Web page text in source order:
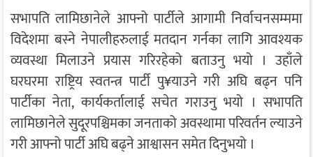
सभापति लामिछानेले आफ्नो पार्टीले आगामी निर्वाचनसम्ममा
विदेशमा बस्ने नेपालीहरुलाई मतदान गर्नका लागि आवश्यक
व्यवस्था मिलाउने प्रयास गरिरहेको बताउनु भयो । उहाँले
घरघरमा राष्ट्रिय स्वतन्त्र पार्टी पु¥याउने गरी अघि बढ्न पनि
पार्टीका नेता, कार्यकर्तालाई सचेत गराउनु भयो । सभापति
लामिछानेले सुदूरपश्चिमका जनताको अवस्थामा परिवर्तन ल्याउने
गरी आफ्नो पार्टी अघि बढ्ने आश्वासन समेत दिनुभयो ।